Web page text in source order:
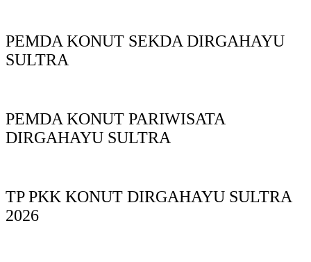
PEMDA KONUT SEKDA DIRGAHAYU
SULTRA
PEMDA KONUT PARIWISATA
DIRGAHAYU SULTRA
TP PKK KONUT DIRGAHAYU SULTRA
2026